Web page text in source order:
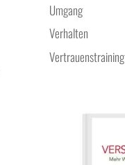
Umgang
Verhalten
Vertrauenstraining